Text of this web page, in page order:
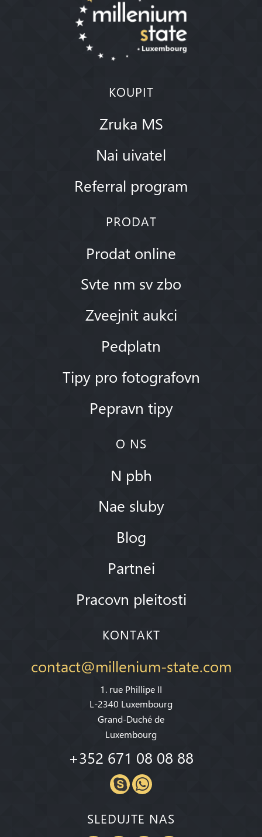
KOUPIT
Zruka MS
Nai uivatel
Referral program
PRODAT
Prodat online
Svte nm sv zbo
Zveejnit aukci
Pedplatn
Tipy pro fotografovn
Pepravn tipy
O NS
N pbh
Nae sluby
Blog
Partnei
Pracovn pleitosti
KONTAKT
contact@millenium-state.com
1. rue Phillipe II
L-2340 Luxembourg
Grand-Duché de
Luxembourg
+352 671 08 08 88
SLEDUJTE NAS